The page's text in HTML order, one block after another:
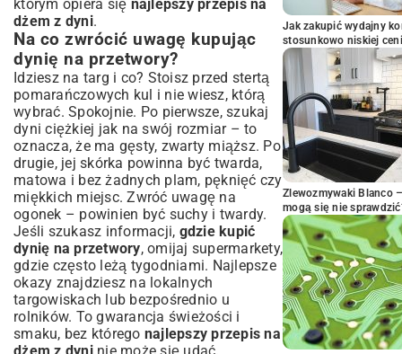
którym opiera się najlepszy przepis na
dżem z dyni.
Na co zwrócić uwagę kupując
dynię na przetwory?
Idziesz na targ i co? Stoisz przed stertą
pomarańczowych kul i nie wiesz, którą
wybrać. Spokojnie. Po pierwsze, szukaj
dyni ciężkiej jak na swój rozmiar – to
oznacza, że ma gęsty, zwarty miąższ. Po
drugie, jej skórka powinna być twarda,
matowa i bez żadnych plam, pęknięć czy
miękkich miejsc. Zwróć uwagę na
ogonek – powinien być suchy i twardy.
Jeśli szukasz informacji, gdzie kupić
dynię na przetwory, omijaj supermarkety,
gdzie często leżą tygodniami. Najlepsze
okazy znajdziesz na lokalnych
targowiskach lub bezpośrednio u
rolników. To gwarancja świeżości i
smaku, bez którego najlepszy przepis na
Jak zakupić wydajny
stosunkowo niskiej
Zlewozmywaki Blanco
mogą się nie